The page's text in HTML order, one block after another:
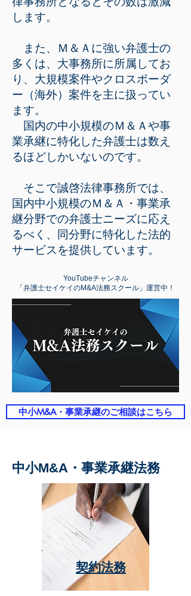
します。
また、Ｍ＆Ａに強い弁護士の
多くは、大事務所に所属してお
り、大規模案件やクロスボーダ
ー（海外）案件を主に扱ってい
ます。
国内の中小規模のＭ＆Ａや事
業承継に特化した弁護士は数え
るほどしかいないのです。
そこで誠啓法律事務所では、
国内中小規模のＭ＆Ａ・事業承
継分野での弁護士ニーズに応え
るべく、同分野に特化した法的
サービスを提供しています。
YouTubeチャンネル
「弁護士セイケイのM&A法務スクール」運営中！
中小M&A・事業承継のご相談はこちら
中小M&A・事業承継法務
契約法務